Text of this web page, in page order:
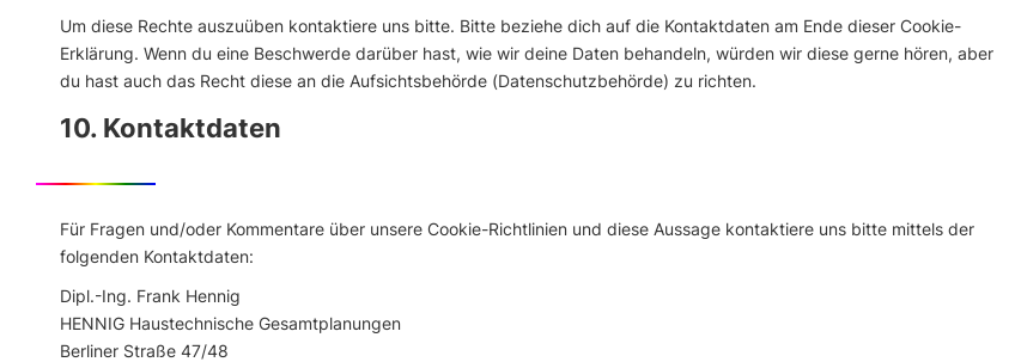
Um diese Rechte auszuüben kontaktiere uns bitte. Bitte beziehe dich auf die Kontaktdaten am Ende dieser Cookie-
Erklärung. Wenn du eine Beschwerde darüber hast, wie wir deine Daten behandeln, würden wir diese gerne hören, aber
du hast auch das Recht diese an die Aufsichtsbehörde (Datenschutzbehörde) zu richten.
10. Kontaktdaten
Für Fragen und/oder Kommentare über unsere Cookie-Richtlinien und diese Aussage kontaktiere uns bitte mittels der
folgenden Kontaktdaten:
Dipl.-Ing. Frank Hennig
HENNIG Haustechnische Gesamtplanungen
Berliner Straße 47/48